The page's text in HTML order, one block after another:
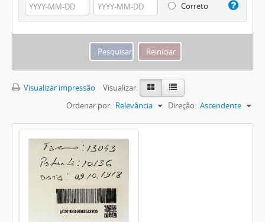
Correto
Visualizar impressão
Visualizar:
Ordenar por: Relevância Direção: Ascendente